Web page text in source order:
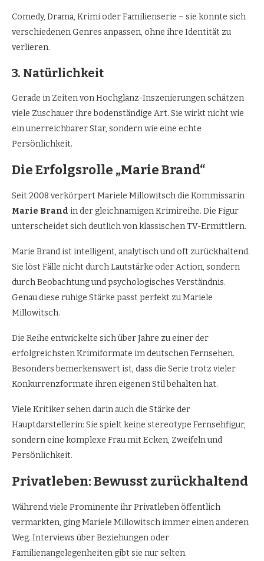
Comedy, Drama, Krimi oder Familienserie – sie konnte sich
verschiedenen Genres anpassen, ohne ihre Identität zu
verlieren.
3. Natürlichkeit
Gerade in Zeiten von Hochglanz-Inszenierungen schätzen
viele Zuschauer ihre bodenständige Art. Sie wirkt nicht wie
ein unerreichbarer Star, sondern wie eine echte
Persönlichkeit.
Die Erfolgsrolle „Marie Brand“
Seit 2008 verkörpert Mariele Millowitsch die Kommissarin
Marie Brand in der gleichnamigen Krimireihe. Die Figur
unterscheidet sich deutlich von klassischen TV-Ermittlern.
Marie Brand ist intelligent, analytisch und oft zurückhaltend.
Sie löst Fälle nicht durch Lautstärke oder Action, sondern
durch Beobachtung und psychologisches Verständnis.
Genau diese ruhige Stärke passt perfekt zu Mariele
Millowitsch.
Die Reihe entwickelte sich über Jahre zu einer der
erfolgreichsten Krimiformate im deutschen Fernsehen.
Besonders bemerkenswert ist, dass die Serie trotz vieler
Konkurrenzformate ihren eigenen Stil behalten hat.
Viele Kritiker sehen darin auch die Stärke der
Hauptdarstellerin: Sie spielt keine stereotype Fernsehfigur,
sondern eine komplexe Frau mit Ecken, Zweifeln und
Persönlichkeit.
Privatleben: Bewusst zurückhaltend
Während viele Prominente ihr Privatleben öffentlich
vermarkten, ging Mariele Millowitsch immer einen anderen
Weg. Interviews über Beziehungen oder
Familienangelegenheiten gibt sie nur selten.